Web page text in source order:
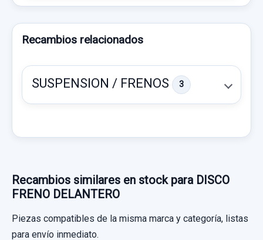
Recambios relacionados
SUSPENSION / FRENOS 3
Recambios similares en stock para DISCO
FRENO DELANTERO
Piezas compatibles de la misma marca y categoría, listas
para envío inmediato.